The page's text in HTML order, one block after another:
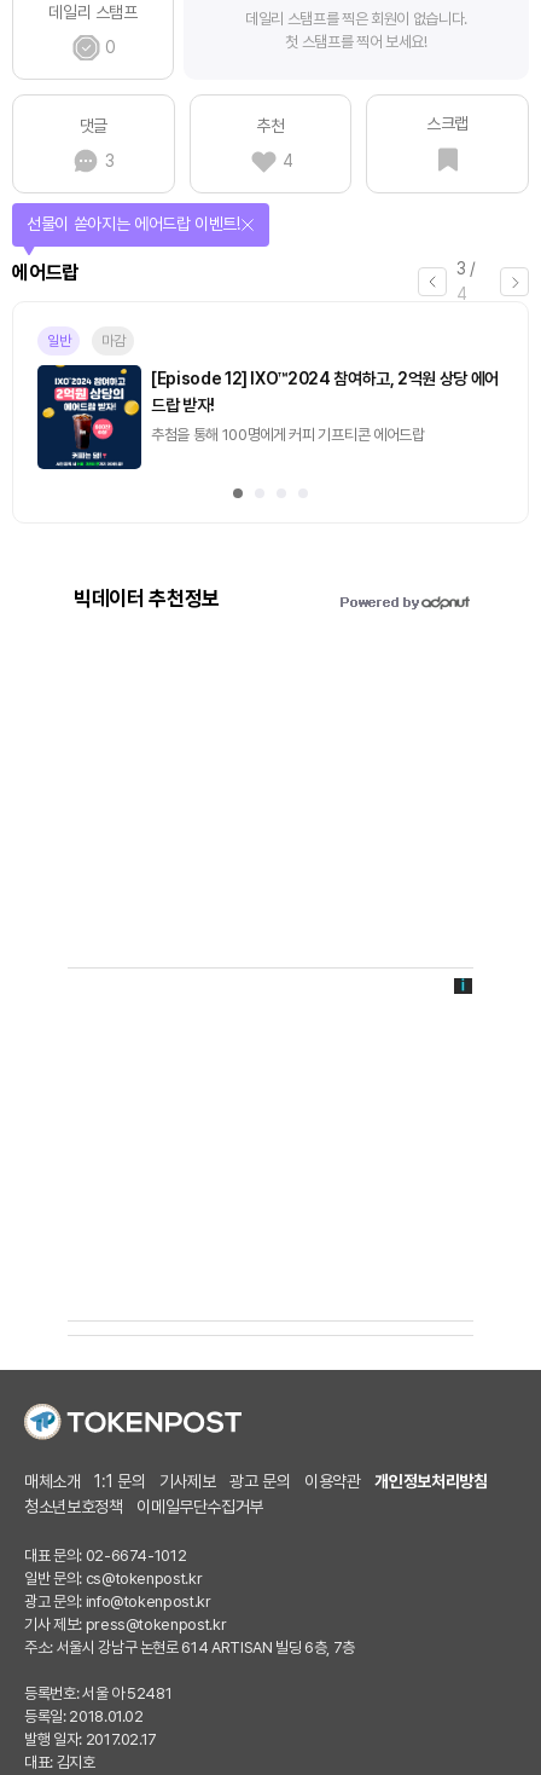
데일리 스탬프
0
데일리 스탬프를 찍은 회원이 없습니다.
첫 스탬프를 찍어 보세요!
댓글
3
추천
4
스크랩
4 /
4
퀴즈
퀴즈풀고 선물 받자!
진행중
[토큰포스트] 기사 퀴즈 658회차
2026.08.07 (금) ~ 2026.08.08 (토)
빅데이터 추천정보
매체소개 1:1 문의 기사제보 광고 문의 이용약관
개인정보처리방침
청소년보호정책
이메일무단수집거부
대표 문의: 02-6674-1012
일반 문의: cs@tokenpost.kr
광고 문의: info@tokenpost.kr
기사 제보: press@tokenpost.kr
주소: 서울시 강남구 논현로 614 ARTISAN 빌딩 6층, 7층
등록번호: 서울 아 52481
등록일: 2018.01.02
발행 일자: 2017.02.17
대표: 김지호